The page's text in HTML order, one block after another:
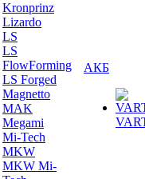
Kronprinz
Lizardo
LS
LS
FlowForming
LS Forged
Magnetto
MAK
Megami
Mi-Tech
MKW
MKW Mi-
АКБ